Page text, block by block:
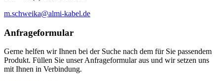
m.schweika@almi-kabel.de
Anfrageformular
Gerne helfen wir Ihnen bei der Suche nach dem für Sie passendem
Produkt. Füllen Sie unser Anfrageformular aus und wir setzen uns
mit Ihnen in Verbindung.